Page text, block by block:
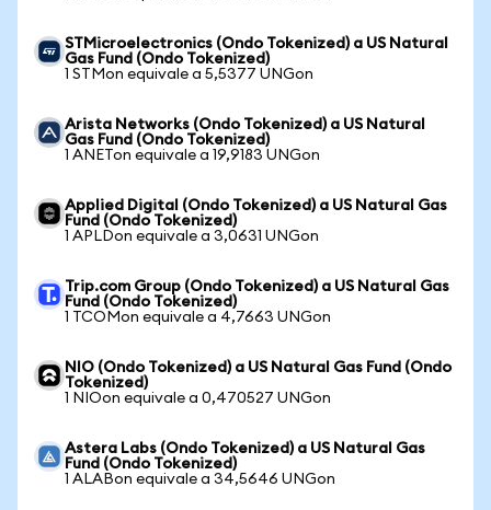
STMicroelectronics (Ondo Tokenized) a US Natural
Gas Fund (Ondo Tokenized)
1 STMon equivale a 5,5377 UNGon
Arista Networks (Ondo Tokenized) a US Natural
Gas Fund (Ondo Tokenized)
1 ANETon equivale a 19,9183 UNGon
Applied Digital (Ondo Tokenized) a US Natural Gas
Fund (Ondo Tokenized)
1 APLDon equivale a 3,0631 UNGon
Trip.com Group (Ondo Tokenized) a US Natural Gas
Fund (Ondo Tokenized)
1 TCOMon equivale a 4,7663 UNGon
NIO (Ondo Tokenized) a US Natural Gas Fund (Ondo
Tokenized)
1 NIOon equivale a 0,470527 UNGon
Astera Labs (Ondo Tokenized) a US Natural Gas
Fund (Ondo Tokenized)
1 ALABon equivale a 34,5646 UNGon